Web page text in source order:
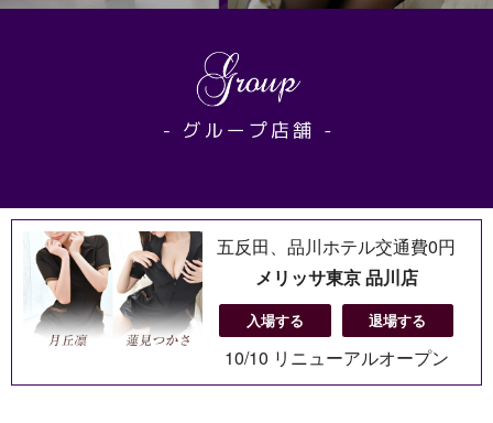
五反田、品川ホテル交通費0円
メリッサ東京 品川店
入場する 退場する
10/10 リニューアルオープン